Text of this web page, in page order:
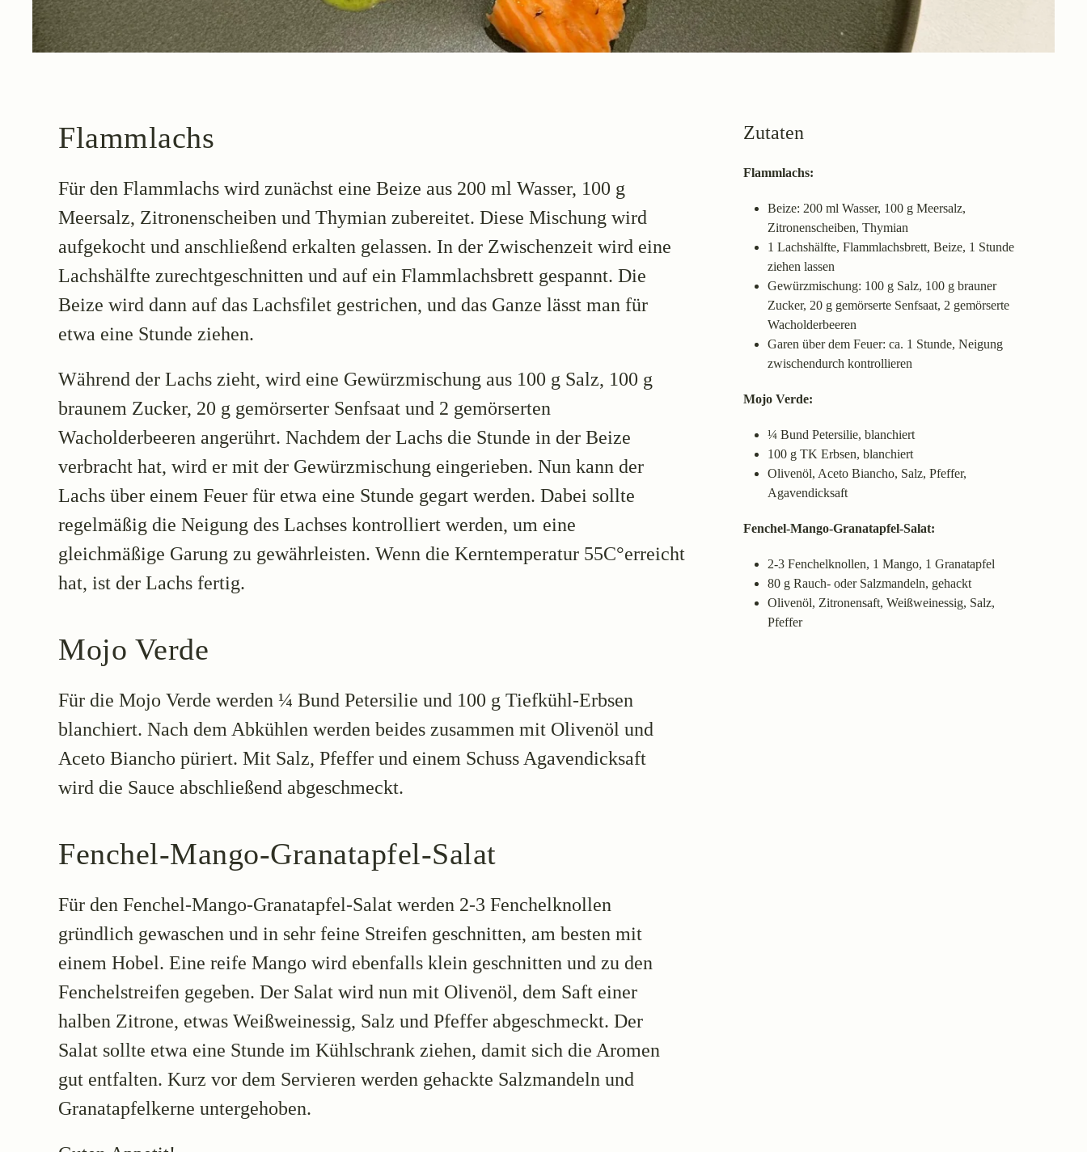
Flammlachs
Für den Flammlachs wird zunächst eine Beize aus 200 ml Wasser, 100 g
Meersalz, Zitronenscheiben und Thymian zubereitet. Diese Mischung wird
aufgekocht und anschließend erkalten gelassen. In der Zwischenzeit wird eine
Lachshälfte zurechtgeschnitten und auf ein Flammlachsbrett gespannt. Die
Beize wird dann auf das Lachsfilet gestrichen, und das Ganze lässt man für
etwa eine Stunde ziehen.
Während der Lachs zieht, wird eine Gewürzmischung aus 100 g Salz, 100 g
braunem Zucker, 20 g gemörserter Senfsaat und 2 gemörserten
Wacholderbeeren angerührt. Nachdem der Lachs die Stunde in der Beize
verbracht hat, wird er mit der Gewürzmischung eingerieben. Nun kann der
Lachs über einem Feuer für etwa eine Stunde gegart werden. Dabei sollte
regelmäßig die Neigung des Lachses kontrolliert werden, um eine
gleichmäßige Garung zu gewährleisten. Wenn die Kerntemperatur 55C°erreicht
hat, ist der Lachs fertig.
Mojo Verde
Für die Mojo Verde werden ¼ Bund Petersilie und 100 g Tiefkühl-Erbsen
blanchiert. Nach dem Abkühlen werden beides zusammen mit Olivenöl und
Aceto Biancho püriert. Mit Salz, Pfeffer und einem Schuss Agavendicksaft
wird die Sauce abschließend abgeschmeckt.
Fenchel-Mango-Granatapfel-Salat
Für den Fenchel-Mango-Granatapfel-Salat werden 2-3 Fenchelknollen
gründlich gewaschen und in sehr feine Streifen geschnitten, am besten mit
einem Hobel. Eine reife Mango wird ebenfalls klein geschnitten und zu den
Fenchelstreifen gegeben. Der Salat wird nun mit Olivenöl, dem Saft einer
halben Zitrone, etwas Weißweinessig, Salz und Pfeffer abgeschmeckt. Der
Salat sollte etwa eine Stunde im Kühlschrank ziehen, damit sich die Aromen
gut entfalten. Kurz vor dem Servieren werden gehackte Salzmandeln und
Granatapfelkerne untergehoben.
Zutaten
Flammlachs:
Beize: 200 ml Wasser, 100 g Meersalz,
Zitronenscheiben, Thymian
1 Lachshälfte, Flammlachsbrett, Beize, 1 Stunde
ziehen lassen
Gewürzmischung: 100 g Salz, 100 g brauner
Zucker, 20 g gemörserte Senfsaat, 2 gemörserte
Wacholderbeeren
Garen über dem Feuer: ca. 1 Stunde, Neigung
zwischendurch kontrollieren
Mojo Verde:
¼ Bund Petersilie, blanchiert
100 g TK Erbsen, blanchiert
Olivenöl, Aceto Biancho, Salz, Pfeffer,
Agavendicksaft
Fenchel-Mango-Granatapfel-Salat:
2-3 Fenchelknollen, 1 Mango, 1 Granatapfel
80 g Rauch- oder Salzmandeln, gehackt
Olivenöl, Zitronensaft, Weißweinessig, Salz,
Pfeffer